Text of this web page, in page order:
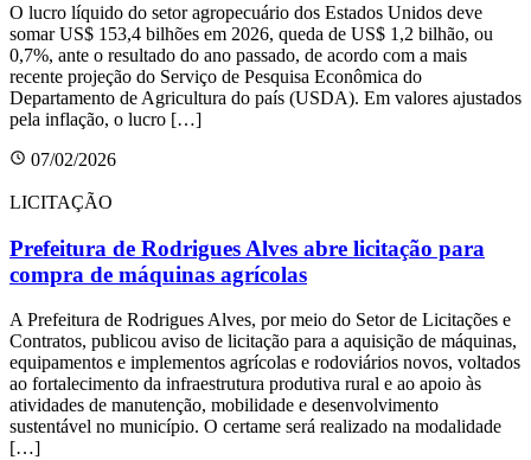
O lucro líquido do setor agropecuário dos Estados Unidos deve
somar US$ 153,4 bilhões em 2026, queda de US$ 1,2 bilhão, ou
0,7%, ante o resultado do ano passado, de acordo com a mais
recente projeção do Serviço de Pesquisa Econômica do
Departamento de Agricultura do país (USDA). Em valores ajustados
pela inflação, o lucro […]
07/02/2026
LICITAÇÃO
Prefeitura de Rodrigues Alves abre licitação para
compra de máquinas agrícolas
A Prefeitura de Rodrigues Alves, por meio do Setor de Licitações e
Contratos, publicou aviso de licitação para a aquisição de máquinas,
equipamentos e implementos agrícolas e rodoviários novos, voltados
ao fortalecimento da infraestrutura produtiva rural e ao apoio às
atividades de manutenção, mobilidade e desenvolvimento
sustentável no município. O certame será realizado na modalidade
[…]